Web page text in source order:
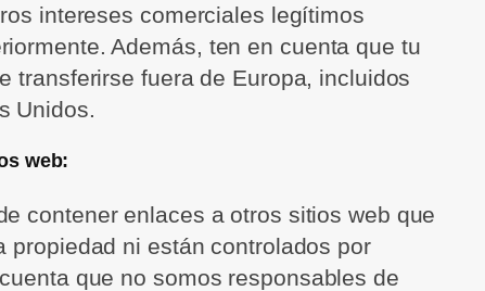
intereses comerciales legítimos
Además, ten en cuenta que tu
transferirse fuera de Europa, incluidos
Unidos.
web:
contener enlaces a otros sitios web que
propiedad ni están controlados por
que no somos responsables de